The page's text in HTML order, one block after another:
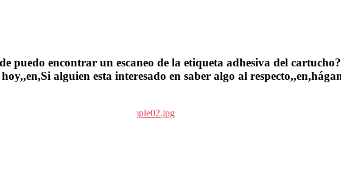
puedo encontrar un escaneo de la etiqueta adhesiva del
alguien esta interesado en saber algo al